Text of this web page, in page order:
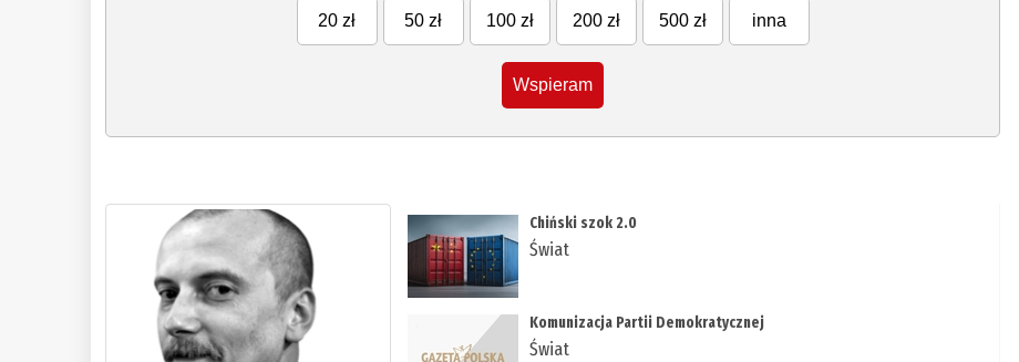
20 zł 50 zł 100 zł 200 zł 500 zł inna
Wspieram
Chiński szok 2.0
Świat
Komunizacja Partii Demokratycznej
Świat